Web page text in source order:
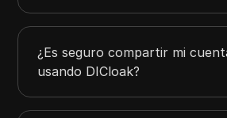
¿Es seguro compartir mi
usando DICloak?